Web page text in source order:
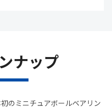
ナップ
のミニチュアボールベアリン